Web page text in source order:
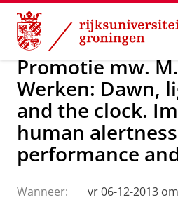
Skip
Content
Skip
Navigation
Over ons Actueel Nieuws
Promotie mw.
Werken: Dawn,
and the clock.
human
performance
Wanneer:
vr 06-12-2013